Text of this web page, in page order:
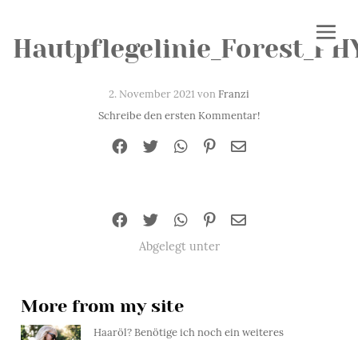
2. November 2021 vonFranzi
Schreibe den ersten Kommentar!
Abgelegt unter
More from my site
Haaröl? Benötige ich noch ein weiteres